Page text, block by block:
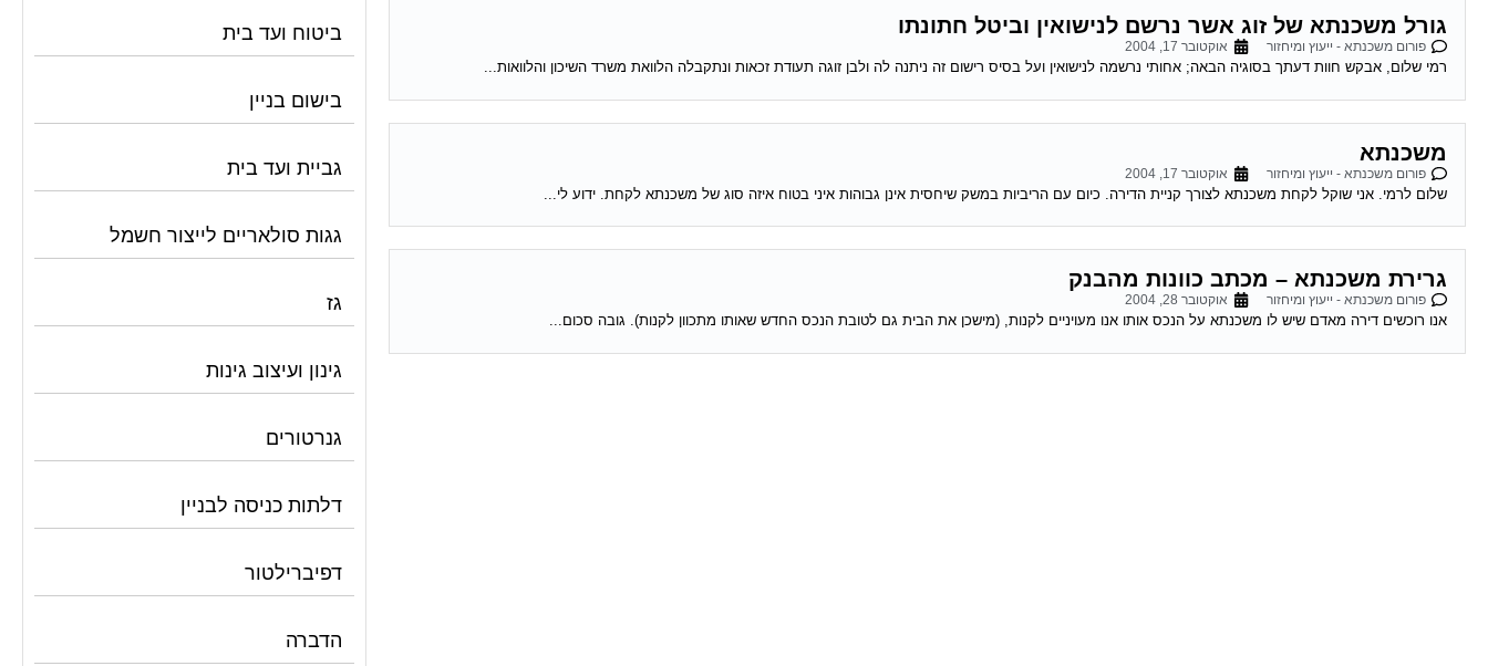
גורל משכנתא של זוג אשר נרשם לנישואין וביטל חתונתו
פורום משכנתא - ייעוץ ומיחזור אוקטובר 17, 2004
רמי שלום, אבקש חוות דעתך בסוגיה הבאה; אחותי נרשמה לנישואין ועל בסיס רישום זה ניתנה לה ולבן זוגה תעודת זכאות ונתקבלה הלוואת משרד השיכון והלוואות...
משכנתא
פורום משכנתא - ייעוץ ומיחזור אוקטובר 17, 2004
שלום לרמי. אני שוקל לקחת משכנתא לצורך קניית הדירה. כיום עם הריביות במשק שיחסית אינן גבוהות איני בטוח איזה סוג של משכנתא לקחת. ידוע לי...
גרירת משכנתא – מכתב כוונות מהבנק
פורום משכנתא - ייעוץ ומיחזור אוקטובר 28, 2004
אנו רוכשים דירה מאדם שיש לו משכנתא על הנכס אותו אנו מעויניים לקנות, (מישכן את הבית גם לטובת הנכס החדש שאותו מתכוון לקנות). גובה סכום...
ביטוח ועד בית
בישום בניין
גביית ועד בית
גגות סולאריים לייצור חשמל
גז
גינון ועיצוב גינות
גנרטורים
דלתות כניסה לבניין
דפיברילטור
הדברה